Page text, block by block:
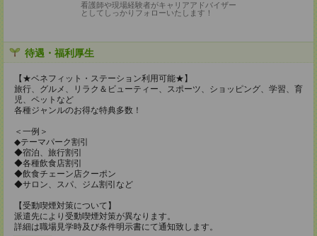
看護師や現場経験者がキャリアアドバイザー
としてしっかりフォローいたします！
待遇・福利厚生
【★ベネフィット・ステーション利用可能★】
旅行、グルメ、リラク＆ビューティー、スポーツ、ショッピング、学習、育
児、ペットなど
各種ジャンルのお得な特典多数！
＜一例＞
◆テーマパーク割引
◆宿泊、旅行割引
◆各種飲食店割引
◆飲食チェーン店クーポン
◆サロン、スパ、ジム割引など
【受動喫煙対策について】
派遣先により受動喫煙対策が異なります。
詳細は職場見学時及び条件明示書にて通知致します。